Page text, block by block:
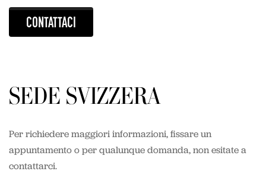
CONTATTACI
SEDE SVIZZERA
Per richiedere maggiori informazioni, fissare un
appuntamento o per qualunque domanda, non esitate a
contattarci.